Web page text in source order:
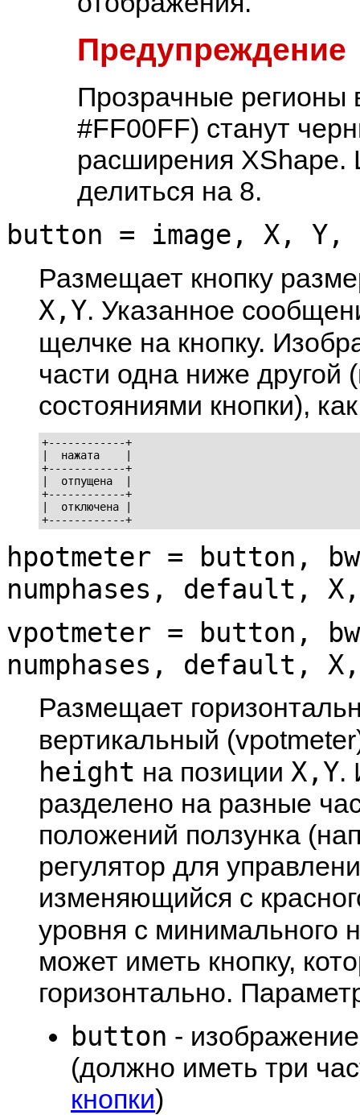
Предупреждение
Прозрачные регионы
#FF00FF) станут
расширения XShape.
делиться на 8.
button = image, X, Y,
Размещает кнопку
X,Y. Указанное
щелчке на кнопку.
части одна ниже другой
состояниями кнопки),
+------------+
|  нажата    |
+------------+
|  отпущена  |
+------------+
|  отключена |
+------------+
hpotmeter = button,
numphases, default,
vpotmeter = button,
numphases, default,
Размещает
вертикальный
height на позиции X,Y.
разделено на разные
положений ползунка
регулятор для
изменяющийся с
уровня с минимального
может иметь кнопку,
горизонтально.
button -
(должно иметь три
кнопки)